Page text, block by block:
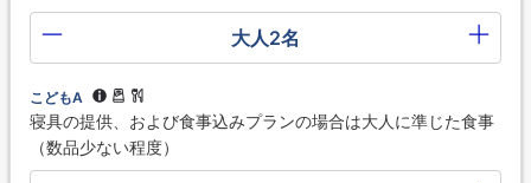
大人2名
こどもA
寝具の提供、および食事込みプランの場合は大人に準じた食事
（数品少ない程度）